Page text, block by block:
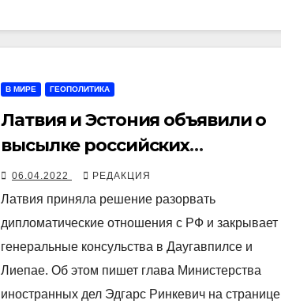
В МИРЕ ГЕОПОЛИТИКА
Латвия и Эстония объявили о
высылке российских
дипломатов
06.04.2022 РЕДАКЦИЯ
Латвия приняла решение разорвать
дипломатические отношения с РФ и закрывает
генеральные консульства в Даугавпилсе и
Лиепае. Об этом пишет глава Министерства
иностранных дел Эдгарс Ринкевич на странице